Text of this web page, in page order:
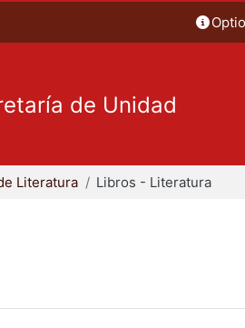
de Unidad
Literatura Libros - Literatura